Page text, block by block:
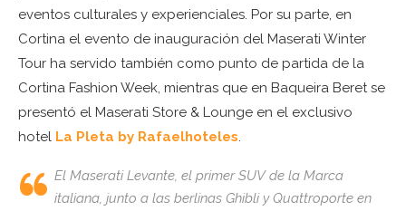
eventos culturales y experienciales. Por su parte, en
Cortina el evento de inauguración del Maserati Winter
Tour ha servido también como punto de partida de la
Cortina Fashion Week, mientras que en Baqueira Beret se
presentó el Maserati Store & Lounge en el exclusivo
hotel La Pleta by Rafaelhoteles.
El Maserati Levante, el primer SUV de la Marca
italiana, junto a las berlinas Ghibli y Quattroporte en